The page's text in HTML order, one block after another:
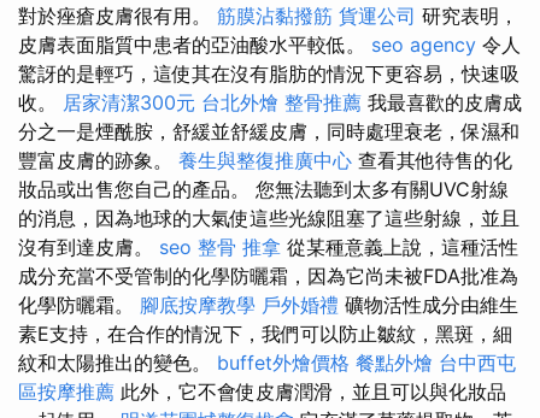
對於痤瘡皮膚很有用。 筋膜沾黏撥筋 貨運公司 研究表明，
皮膚表面脂質中患者的亞油酸水平較低。 seo agency 令人
驚訝的是輕巧，這使其在沒有脂肪的情況下更容易，快速吸
收。 居家清潔300元 台北外燴 整骨推薦 我最喜歡的皮膚成
分之一是煙酰胺，舒緩並舒緩皮膚，同時處理衰老，保濕和
豐富皮膚的跡象。 養生與整復推廣中心 查看其他待售的化
妝品或出售您自己的產品。 您無法聽到太多有關UVC射線
的消息，因為地球的大氣使這些光線阻塞了這些射線，並且
沒有到達皮膚。 seo 整骨 推拿 從某種意義上說，這種活性
成分充當不受管制的化學防曬霜，因為它尚未被FDA批准為
化學防曬霜。 腳底按摩教學 戶外婚禮 礦物活性成分由維生
素E支持，在合作的情況下，我們可以防止皺紋，黑斑，細
紋和太陽推出的變色。 buffet外燴價格 餐點外燴 台中西屯
區按摩推薦 此外，它不會使皮膚潤滑，並且可以與化妝品